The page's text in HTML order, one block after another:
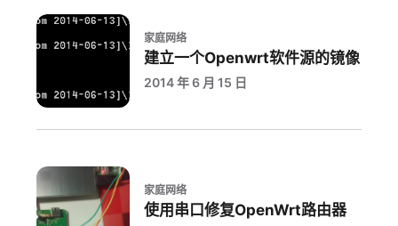
家庭网络
建立一个Openwrt软件源的镜像
2014 年 6 月 15 日
家庭网络
使用串口修复OpenWrt路由器